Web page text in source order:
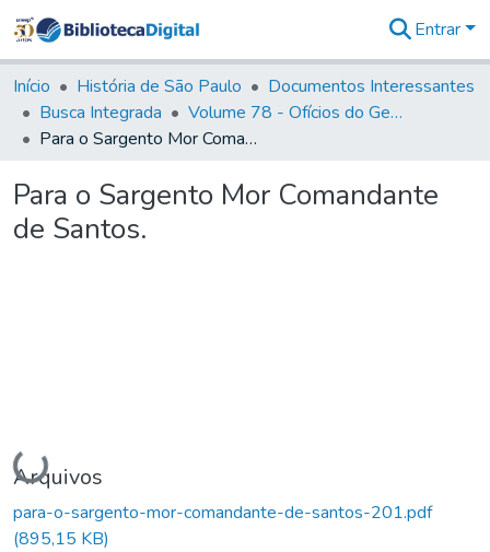
&
Coleções
Tudo na
Biblioteca
Estatísticas
Entrar
Início História de São Paulo
Documentos Interessantes
Busca Integrada
Volume 78 - Ofícios do General Martim Lopes Lobo de Saldanha (1777)
Para o Sargento Mor Comandante de Santos.
Para o Sargento Mor Comandante
de Santos.
Carregando...
Arquivos
para-o-sargento-mor-comandante-de-santos-201.pdf
(895,15 KB)